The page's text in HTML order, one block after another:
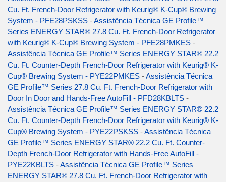
Cu. Ft. French-Door Refrigerator with Keurig® K-Cup® Brewing
System - PFE28PSKSS -Assistência Técnica GE Profile™
Series ENERGY STAR® 27.8 Cu. Ft. French-Door Refrigerator
with Keurig® K-Cup® Brewing System - PFE28PMKES -
Assistência Técnica GE Profile™ Series ENERGY STAR® 22.2
Cu. Ft. Counter-Depth French-Door Refrigerator with Keurig® K-
Cup® Brewing System - PYE22PMKES -Assistência Técnica
GE Profile™ Series 27.8 Cu. Ft. French-Door Refrigerator with
Door In Door and Hands-Free AutoFill - PFD28KBLTS -
Assistência Técnica GE Profile™ Series ENERGY STAR® 22.2
Cu. Ft. Counter-Depth French-Door Refrigerator with Keurig® K-
Cup® Brewing System - PYE22PSKSS -Assistência Técnica
GE Profile™ Series ENERGY STAR® 22.2 Cu. Ft. Counter-
Depth French-Door Refrigerator with Hands-Free AutoFill -
PYE22KBLTS -Assistência Técnica GE Profile™ Series
ENERGY STAR® 27.8 Cu. Ft. French-Door Refrigerator with